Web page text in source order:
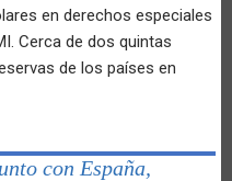
en derechos especiales
Cerca de dos quintas
de los países en
con España,